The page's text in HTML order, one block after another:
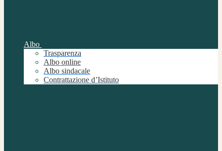
Albo
Trasparenza
Albo online
Albo sindacale
Contrattazione d’Istituto